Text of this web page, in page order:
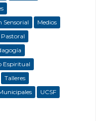
Sensorial
Medios
Pastoral
Espiritual
Talleres
UCSF